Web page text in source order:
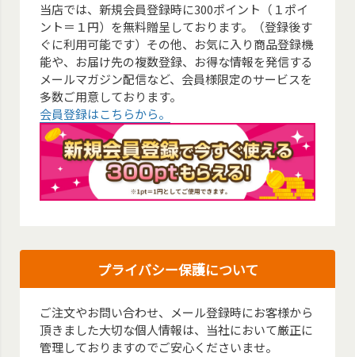
当店では、新規会員登録時に300ポイント（１ポイ
ント＝１円）を無料贈呈しております。（登録後す
ぐに利用可能です）その他、お気に入り商品登録機
能や、お届け先の複数登録、お得な情報を発信する
メールマガジン配信など、会員様限定のサービスを
多数ご用意しております。
会員登録はこちらから。
プライバシー保護について
ご注文やお問い合わせ、メール登録時にお客様から
頂きました大切な個人情報は、当社において厳正に
管理しておりますのでご安心くださいませ。